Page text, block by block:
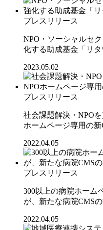
プレスリリース
NPO・ソーシャルセ
化する助成基金「リ
2023.05.02
プレスリリース
社会課題解決・NPO
ホームページ専用の新
2022.04.05
プレスリリース
300以上の病院ホーム
が、新たな病院CMSの
2022.04.05